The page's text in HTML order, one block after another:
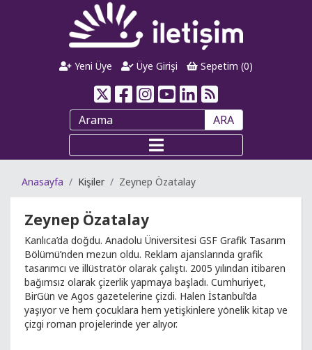
Yeni Üye Üye Girişi Sepetim (0)
ARA
Anasayfa Kişiler Zeynep Özatalay
Zeynep Özatalay
Kanlıca’da doğdu. Anadolu Üniversitesi GSF Grafik Tasarım
Bölümü’nden mezun oldu. Reklam ajanslarında grafik
tasarımcı ve illüstratör olarak çalıştı. 2005 yılından itibaren
bağımsız olarak çizerlik yapmaya başladı. Cumhuriyet,
BirGün ve Agos gazetelerine çizdi. Halen İstanbul’da
yaşıyor ve hem çocuklara hem yetişkinlere yönelik kitap ve
çizgi roman projelerinde yer alıyor.